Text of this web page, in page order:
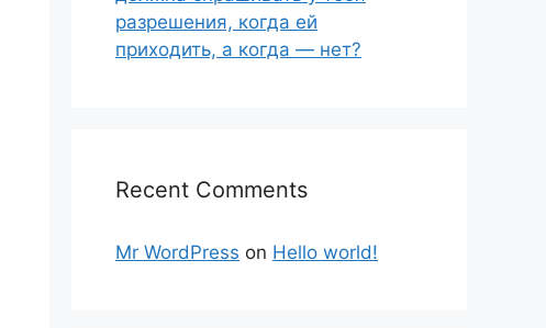
разрешения, когда ей
приходить, а когда — нет?
Recent Comments
Mr WordPress on Hello world!